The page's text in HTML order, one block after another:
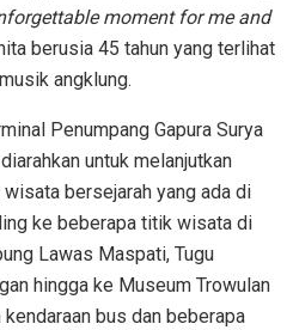
moment for me and
berusia 45 tahun yang terlihat
angklung.
Penumpang Gapura Surya
untuk melanjutkan
bersejarah yang ada di
ke beberapa titik wisata di
Lawas Maspati, Tugu
hingga ke Museum Trowulan
bus dan beberapa